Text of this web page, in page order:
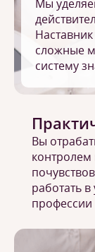
Мы
сложные
систему
Вы
контролем
работать
профессии